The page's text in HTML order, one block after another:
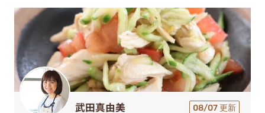
武田真由美 08/07 更新